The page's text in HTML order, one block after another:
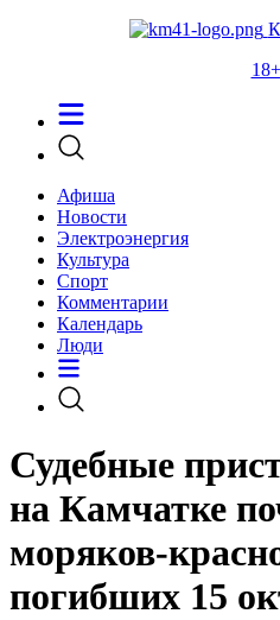
18+
Афиша
Новости
Электроэнергия
Культура
Спорт
Комментарии
Календарь
Люди
Судебные
на Камчатке
моряков-
погибших 15